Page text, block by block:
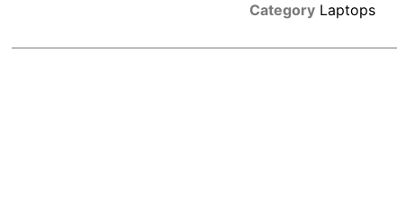
Category Laptops